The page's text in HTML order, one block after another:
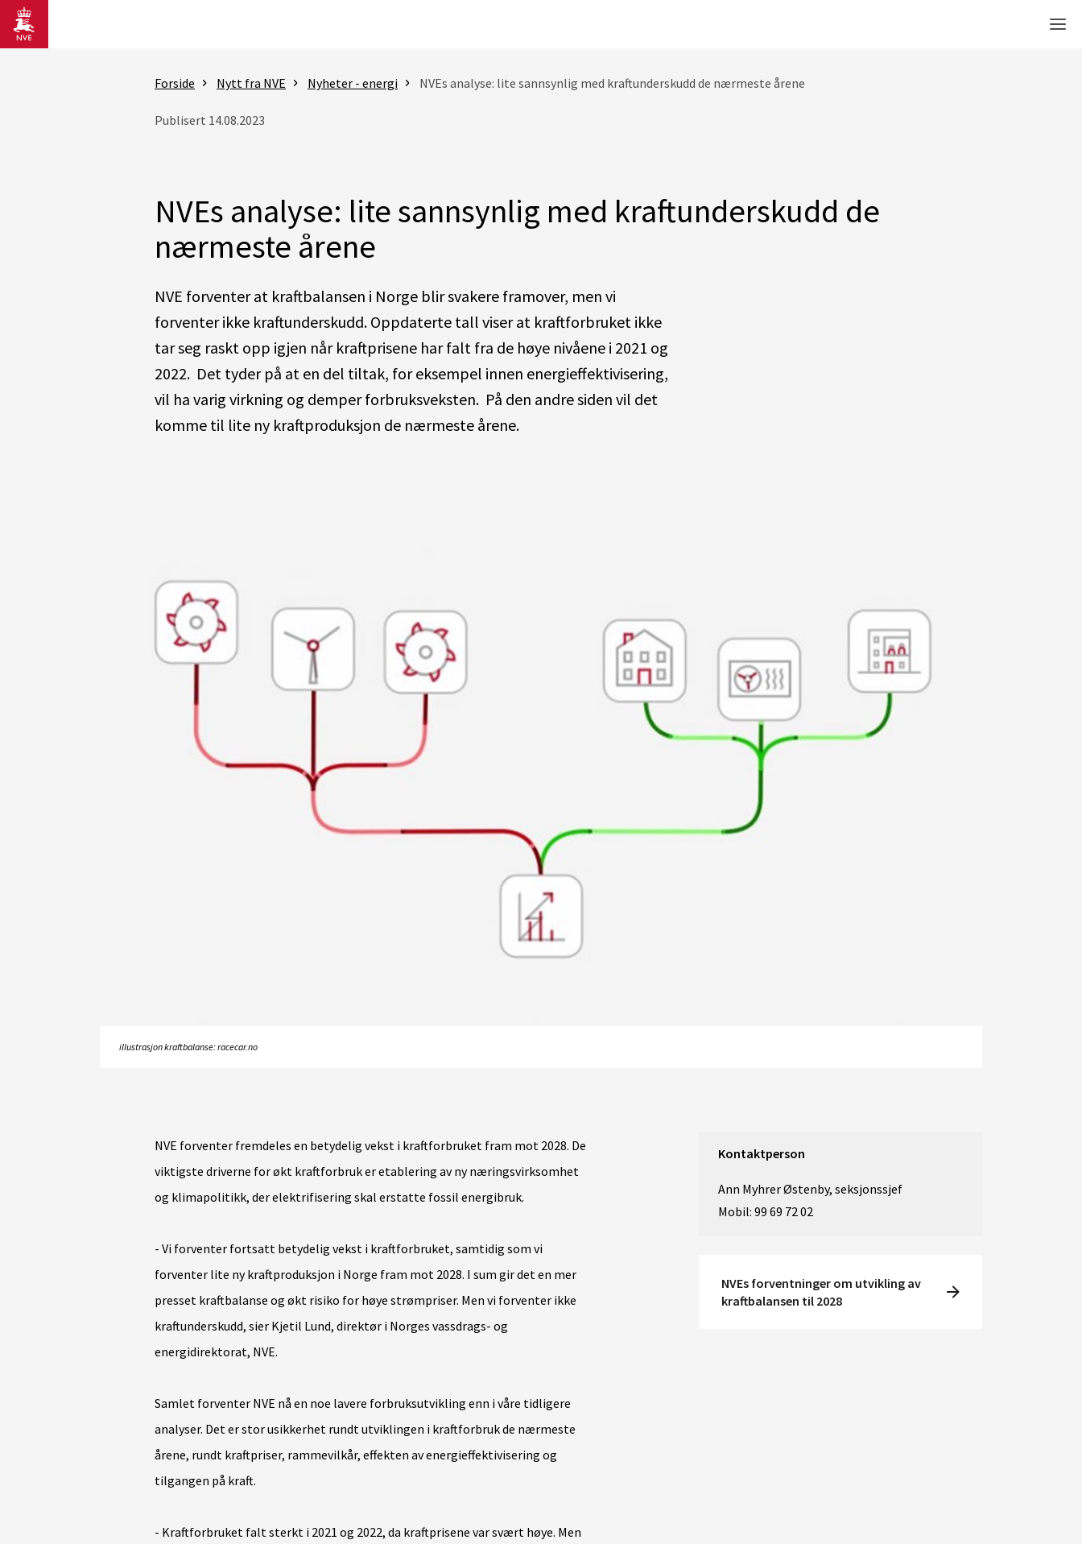
Gå til hovedinnhold
Forside Nytt fra NVE Nyheter - energi NVEs analyse: lite sannsynlig med kraftunderskudd de nærmeste årene
Publisert 14.08.2023
NVEs analyse: lite sannsynlig med kraftunderskudd de
nærmeste årene
NVE forventer at kraftbalansen i Norge blir svakere framover, men vi
forventer ikke kraftunderskudd. Oppdaterte tall viser at kraftforbruket ikke
tar seg raskt opp igjen når kraftprisene har falt fra de høye nivåene i 2021 og
2022. Det tyder på at en del tiltak, for eksempel innen energieffektivisering,
vil ha varig virkning og demper forbruksveksten. På den andre siden vil det
komme til lite ny kraftproduksjon de nærmeste årene.
illustrasjon kraftbalanse: racecar.no
NVE forventer fremdeles en betydelig vekst i kraftforbruket fram mot 2028. De
viktigste driverne for økt kraftforbruk er etablering av ny næringsvirksomhet
og klimapolitikk, der elektrifisering skal erstatte fossil energibruk.
- Vi forventer fortsatt betydelig vekst i kraftforbruket, samtidig som vi
forventer lite ny kraftproduksjon i Norge fram mot 2028. I sum gir det en mer
presset kraftbalanse og økt risiko for høye strømpriser. Men vi forventer ikke
kraftunderskudd, sier Kjetil Lund, direktør i Norges vassdrags- og
energidirektorat, NVE.
Samlet forventer NVE nå en noe lavere forbruksutvikling enn i våre tidligere
analyser. Det er stor usikkerhet rundt utviklingen i kraftforbruk de nærmeste
årene, rundt kraftpriser, rammevilkår, effekten av energieffektivisering og
tilgangen på kraft.
- Kraftforbruket falt sterkt i 2021 og 2022, da kraftprisene var svært høye. Men
Kontaktperson
Ann Myhrer Østenby, seksjonssjef
Mobil: 99 69 72 02
NVEs forventninger om utvikling av
kraftbalansen til 2028